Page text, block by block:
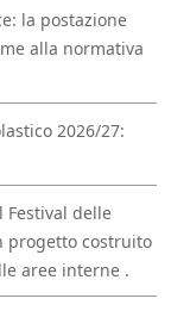
la postazione
alla normativa
2026/27:
Festival delle
progetto costruito
aree interne .